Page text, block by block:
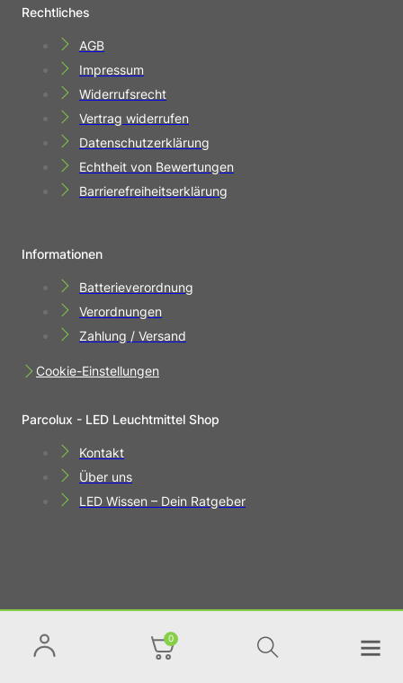
0
Rechtliches
AGB
Impressum
Widerrufsrecht
Vertrag widerrufen
Datenschutzerklärung
Echtheit von Bewertungen
Barrierefreiheitserklärung
Informationen
Batterieverordnung
Verordnungen
Zahlung / Versand
Cookie-Einstellungen
Parcolux - LED Leuchtmittel Shop
Kontakt
Über uns
LED Wissen – Dein Ratgeber